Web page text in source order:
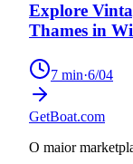
Explore
Thames in
7 min·6/04
GetBoat.com
O maior